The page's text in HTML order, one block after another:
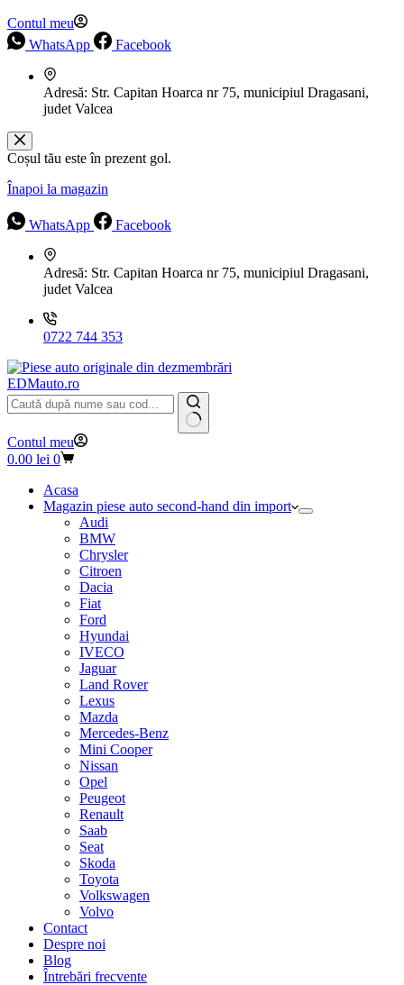
Contul meu
WhatsApp
Facebook
Adresă: Str. Capitan Hoarca nr 75, municipiul Dragasani,
judet Valcea
Coșul tău este în prezent gol.
Înapoi la magazin
WhatsApp Facebook
Adresă: Str. Capitan Hoarca nr 75, municipiul Dragasani,
judet Valcea
0722 744 353
EDMauto.ro
Niciun
rezultat
Contul meu
Coș
cumpărături
0.00 lei 0
Acasa
Magazin piese auto second-hand din import
Audi
BMW
Chrysler
Citroen
Dacia
Fiat
Ford
Hyundai
IVECO
Jaguar
Land Rover
Lexus
Mazda
Mercedes-Benz
Mini Cooper
Nissan
Opel
Peugeot
Renault
Saab
Seat
Skoda
Toyota
Volkswagen
Volvo
Contact
Despre noi
Blog
Întrebări frecvente